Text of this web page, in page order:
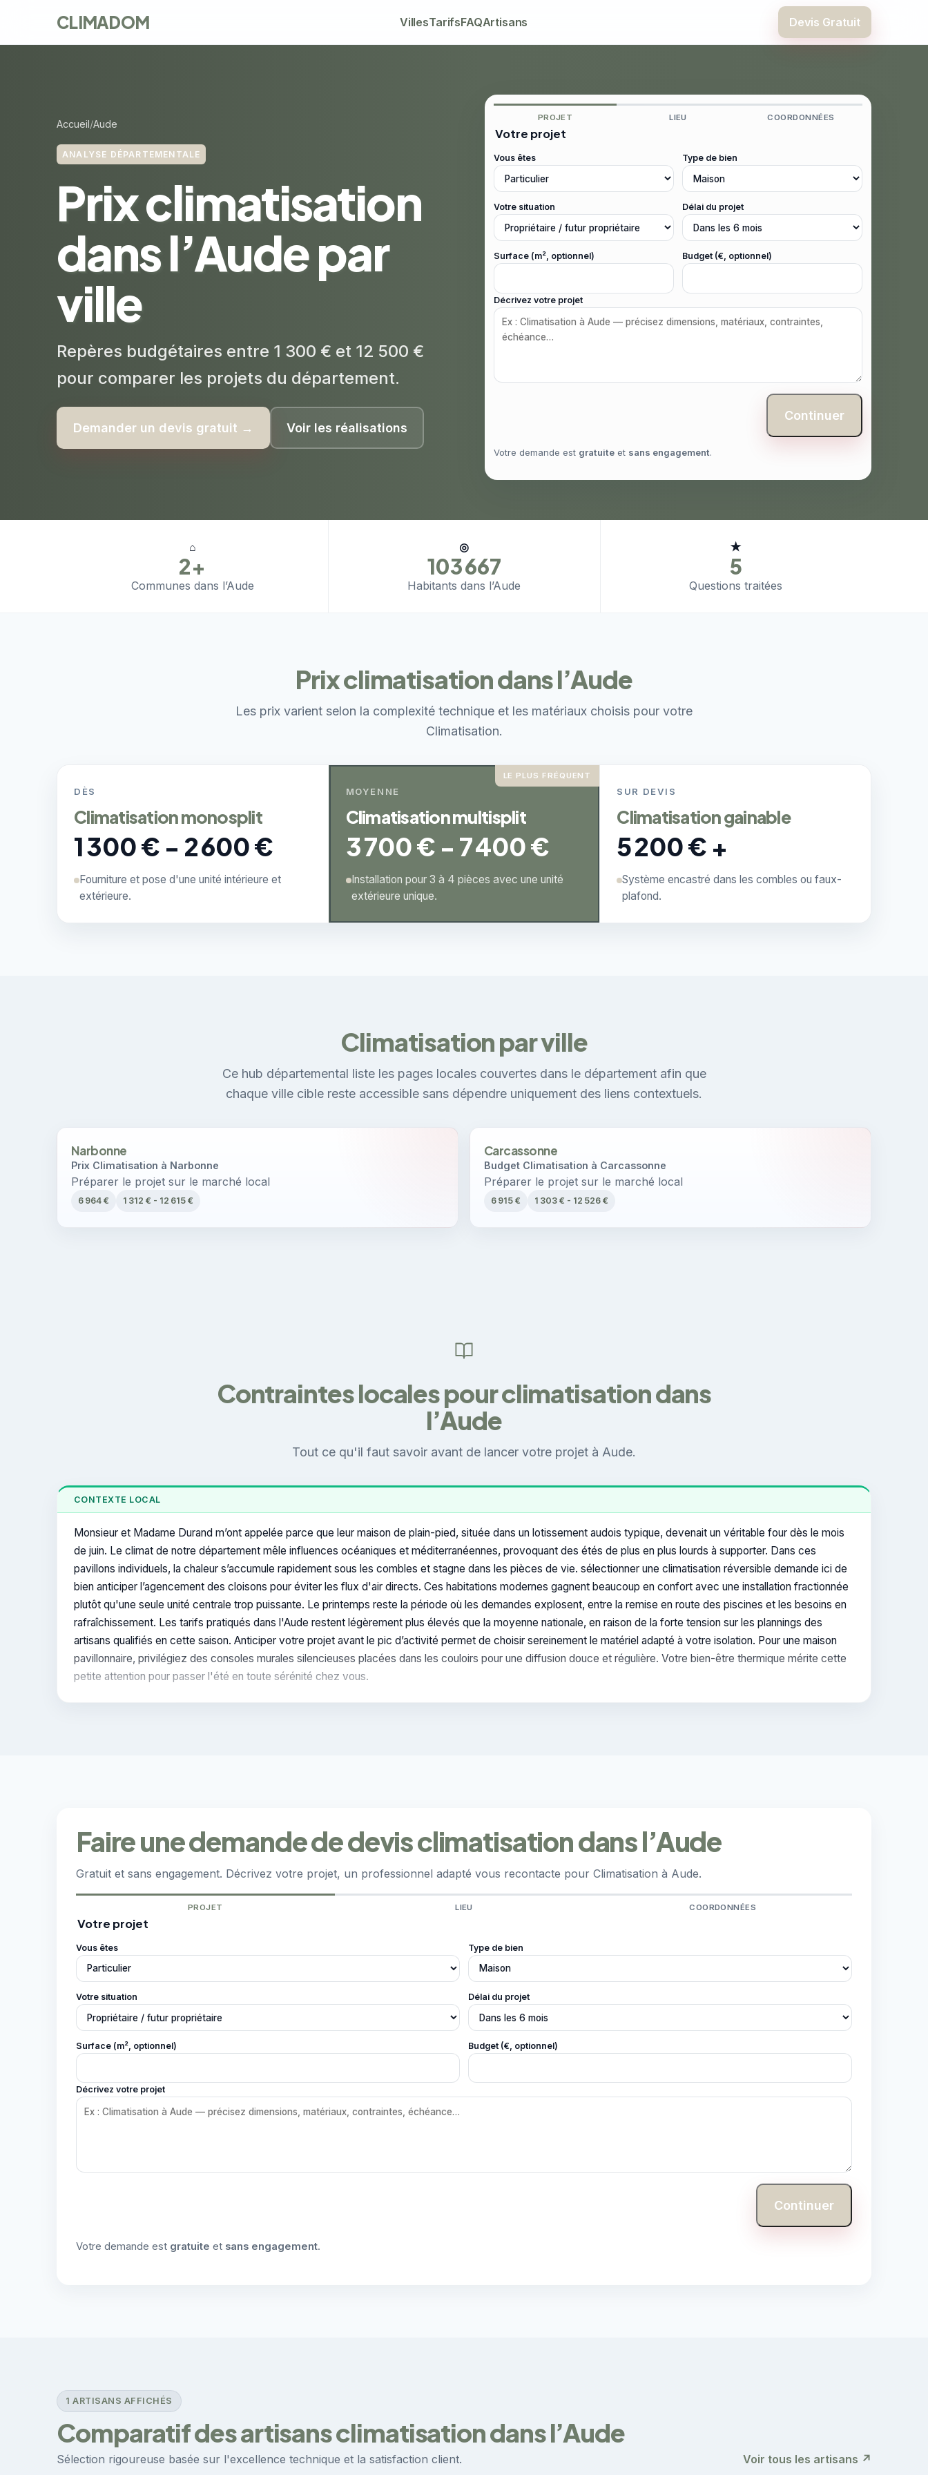
CLIMADOM VillesTarifsFAQArtisans Devis Gratuit
Accueil Aude
ANALYSE DÉPARTEMENTALE
Prix climatisation
dans l’Aude par
ville
Repères budgétaires entre 1 300 € et 12 500 €
pour comparer les projets du département.
Demander un devis gratuit → Voir les réalisations
PROJET LIEU COORDONNÉES
Votre projet
Vous êtes Type de bien
Votre situation Délai du projet
Surface (m², optionnel) Budget (€, optionnel)
Décrivez votre projet
Continuer
Votre demande est gratuite et sans engagement.
⌂
2+
Communes dans l’Aude
◎
103 667
Habitants dans l’Aude
★
5
Questions traitées
Prix climatisation dans l’Aude
Les prix varient selon la complexité technique et les matériaux choisis pour votre
Climatisation.
DÈS
Climatisation monosplit
1 300 € - 2 600 €
Fourniture et pose d'une unité intérieure et
extérieure.
LE PLUS FRÉQUENT
MOYENNE
Climatisation multisplit
3 700 € - 7 400 €
Installation pour 3 à 4 pièces avec une unité
extérieure unique.
SUR DEVIS
Climatisation gainable
5 200 € +
Système encastré dans les combles ou faux-
plafond.
Climatisation par ville
Ce hub départemental liste les pages locales couvertes dans le département afin que
chaque ville cible reste accessible sans dépendre uniquement des liens contextuels.
Narbonne
Prix Climatisation à Narbonne
Préparer le projet sur le marché local
6 964 € 1 312 € - 12 615 €
Carcassonne
Budget Climatisation à Carcassonne
Préparer le projet sur le marché local
6 915 € 1 303 € - 12 526 €
Contraintes locales pour climatisation dans
l’Aude
Tout ce qu'il faut savoir avant de lancer votre projet à Aude.
CONTEXTE LOCAL
Monsieur et Madame Durand m’ont appelée parce que leur maison de plain-pied, située dans un lotissement audois typique, devenait un véritable four dès le mois
de juin. Le climat de notre département mêle influences océaniques et méditerranéennes, provoquant des étés de plus en plus lourds à supporter. Dans ces
pavillons individuels, la chaleur s’accumule rapidement sous les combles et stagne dans les pièces de vie. sélectionner une climatisation réversible demande ici de
bien anticiper l’agencement des cloisons pour éviter les flux d'air directs. Ces habitations modernes gagnent beaucoup en confort avec une installation fractionnée
plutôt qu'une seule unité centrale trop puissante. Le printemps reste la période où les demandes explosent, entre la remise en route des piscines et les besoins en
rafraîchissement. Les tarifs pratiqués dans l'Aude restent légèrement plus élevés que la moyenne nationale, en raison de la forte tension sur les plannings des
artisans qualifiés en cette saison. Anticiper votre projet avant le pic d’activité permet de choisir sereinement le matériel adapté à votre isolation. Pour une maison
pavillonnaire, privilégiez des consoles murales silencieuses placées dans les couloirs pour une diffusion douce et régulière. Votre bien-être thermique mérite cette
petite attention pour passer l'été en toute sérénité chez vous.
Faire une demande de devis climatisation dans l’Aude
Gratuit et sans engagement. Décrivez votre projet, un professionnel adapté vous recontacte pour Climatisation à Aude.
PROJET LIEU COORDONNÉES
Votre projet
Vous êtes Type de bien
Votre situation Délai du projet
Surface (m², optionnel) Budget (€, optionnel)
Décrivez votre projet
Continuer
Votre demande est gratuite et sans engagement.
1 ARTISANS AFFICHÉS
Comparatif des artisans climatisation dans l’Aude
Sélection rigoureuse basée sur l'excellence technique et la satisfaction client. Voir tous les artisans ↗